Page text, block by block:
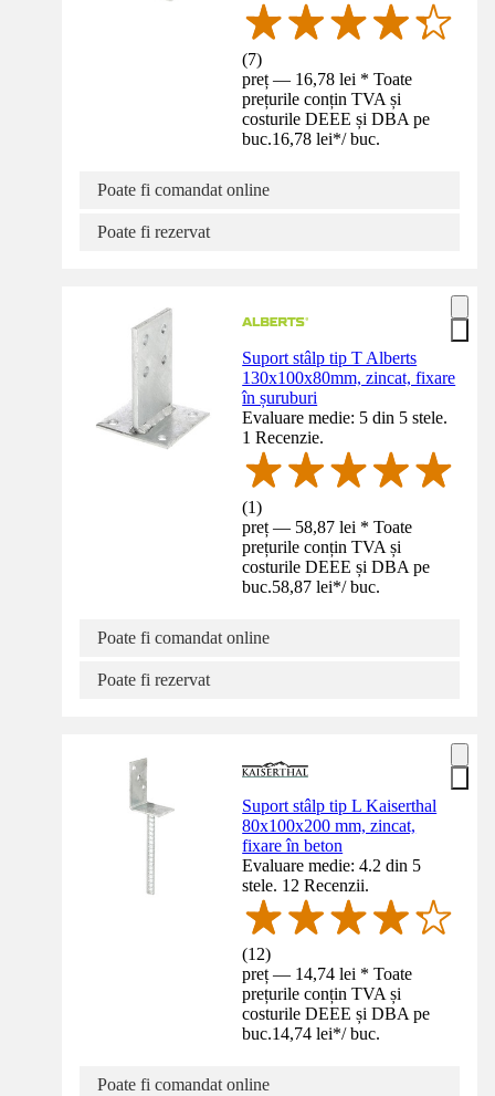
(7)
preț — 16,78 lei * Toate
prețurile conțin TVA și
costurile DEEE și DBA pe
buc.16,78 lei*/ buc.
Poate fi comandat online
Poate fi rezervat
Suport stâlp tip T Alberts
130x100x80mm, zincat, fixare
în șuruburi
Evaluare medie: 5 din 5 stele.
1 Recenzie.
(1)
preț — 58,87 lei * Toate
prețurile conțin TVA și
costurile DEEE și DBA pe
buc.58,87 lei*/ buc.
Poate fi comandat online
Poate fi rezervat
Suport stâlp tip L Kaiserthal
80x100x200 mm, zincat,
fixare în beton
Evaluare medie: 4.2 din 5
stele. 12 Recenzii.
(12)
preț — 14,74 lei * Toate
prețurile conțin TVA și
costurile DEEE și DBA pe
buc.14,74 lei*/ buc.
Poate fi comandat online